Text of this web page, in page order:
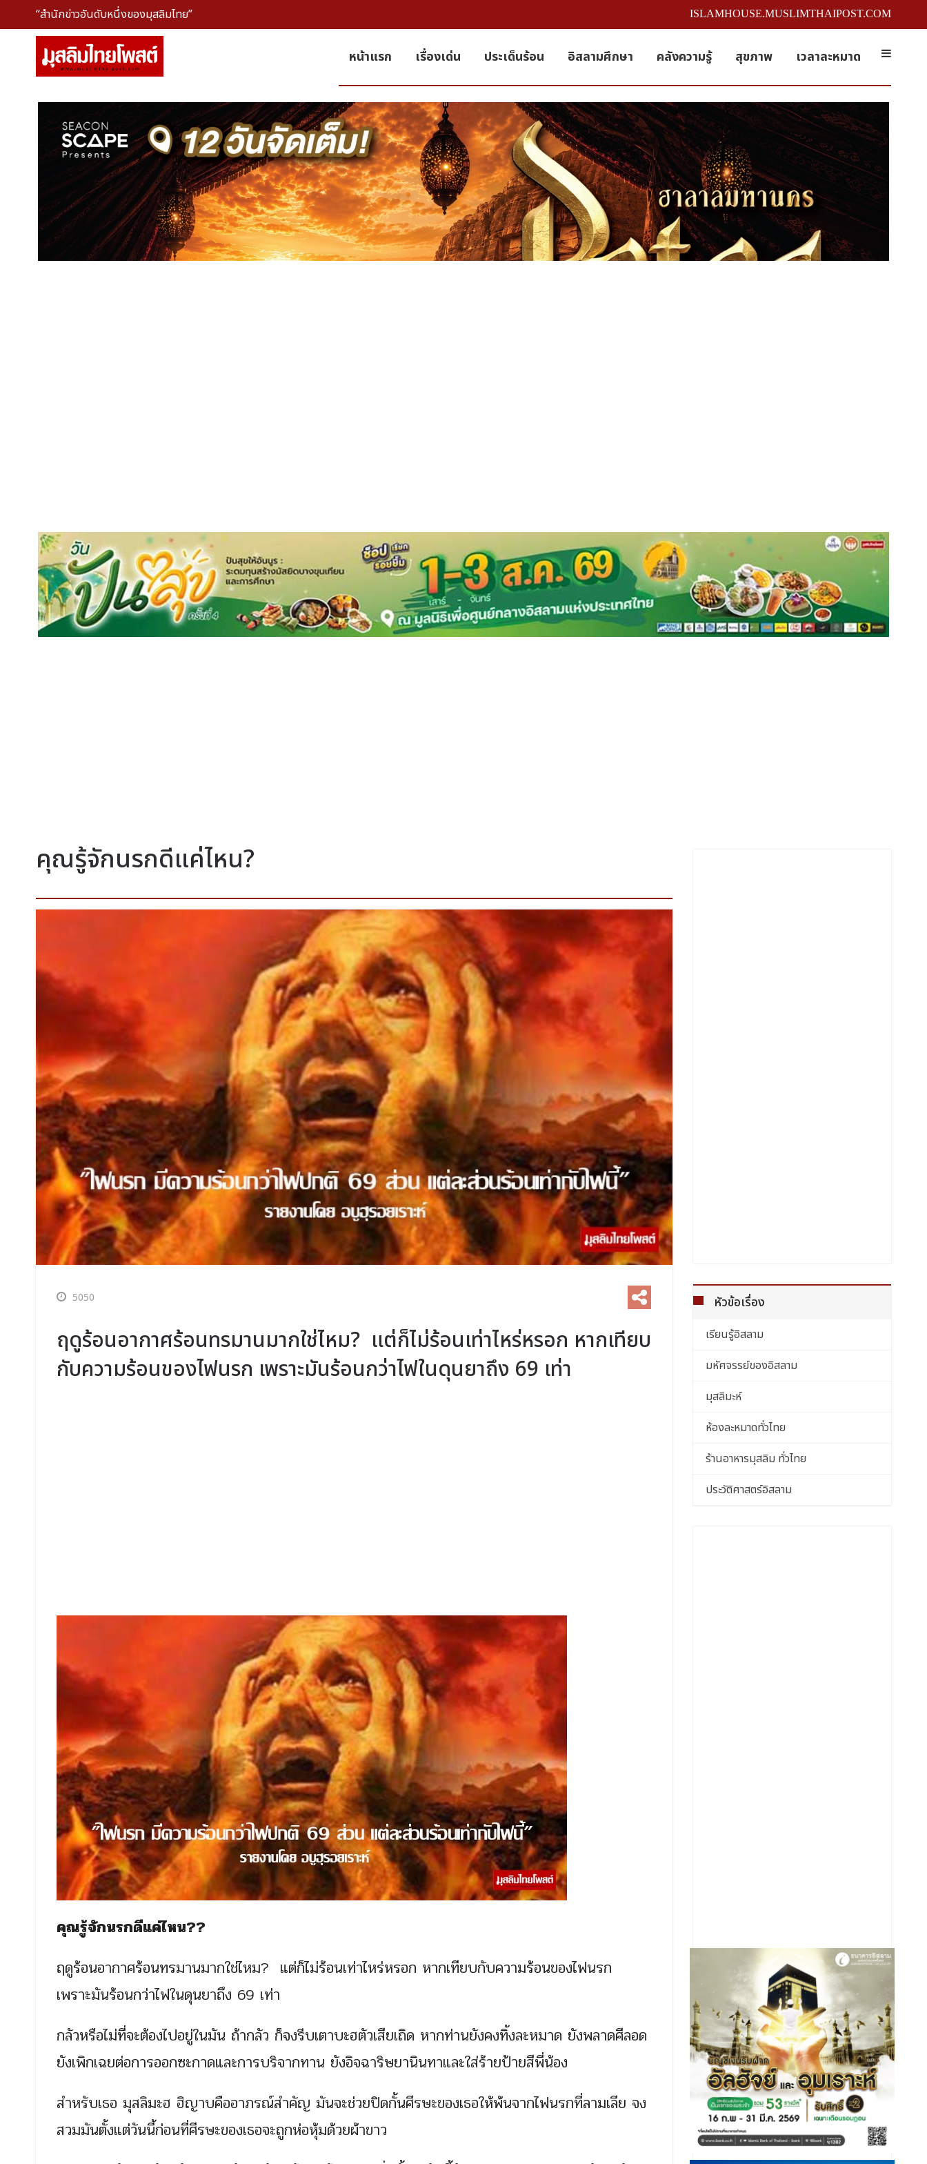
“สำนักข่าวอันดับหนึ่งของมุสลิมไทย” ISLAMHOUSE.MUSLIMTHAIPOST.COM
หน้าแรก เรื่องเด่น ประเด็นร้อน อิสลามศึกษา คลังความรู้ สุขภาพ เวลาละหมาด
คุณรู้จักนรกดีแค่ไหน?
5050
ฤดูร้อนอากาศร้อนทรมานมากใช่ไหม? แต่ก็ไม่ร้อนเท่าไหร่หรอก หากเทียบ
กับความร้อนของไฟนรก เพราะมันร้อนกว่าไฟในดุนยาถึง 69 เท่า
คุณรู้จักนรกดีแค่ไหน??
ฤดูร้อนอากาศร้อนทรมานมากใช่ไหม? แต่ก็ไม่ร้อนเท่าไหร่หรอก หากเทียบกับความร้อนของไฟนรก
เพราะมันร้อนกว่าไฟในดุนยาถึง 69 เท่า
กลัวหรือไม่ที่จะต้องไปอยู่ในมัน ถ้ากลัว ก็จงรีบเตาบะฮตัวเสียเถิด หากท่านยังคงทิ้งละหมาด ยังพลาดศีลอด
ยังเพิกเฉยต่อการออกซะกาดและการบริจากทาน ยังอิจฉาริษยานินทาและใส่ร้ายป้ายสีพี่น้อง
สำหรับเธอ มุสลิมะฮ ฮิญาบคืออาภรณ์สำคัญ มันจะช่วยปิดกั้นศีรษะของเธอให้พ้นจากไฟนรกที่ลามเลีย จง
สวมมันตั้งแต่วันนี้ก่อนที่ศีรษะของเธอจะถูกห่อหุ้มด้วยผ้าขาว
หัวข้อเรื่อง
เรียนรู้อิสลาม
มหัศจรรย์ของอิสลาม
มุสลิมะห์
ห้องละหมาดทั่วไทย
ร้านอาหารมุสลิม ทั่วไทย
ประวัติศาสตร์อิสลาม